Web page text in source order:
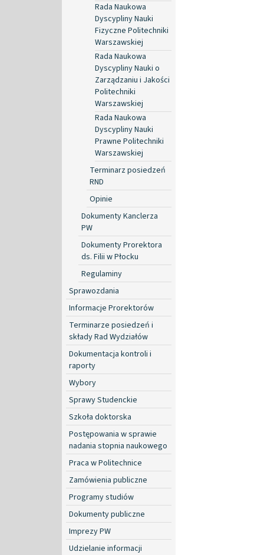
Rada Naukowa
Dyscypliny Nauki
Fizyczne Politechniki
Warszawskiej
Rada Naukowa
Dyscypliny Nauki o
Zarządzaniu i Jakości
Politechniki
Warszawskiej
Rada Naukowa
Dyscypliny Nauki
Prawne Politechniki
Warszawskiej
Terminarz posiedzeń
RND
Opinie
Dokumenty Kanclerza
PW
Dokumenty Prorektora
ds. Filii w Płocku
Regulaminy
Sprawozdania
Informacje Prorektorów
Terminarze posiedzeń i
składy Rad Wydziałów
Dokumentacja kontroli i
raporty
Wybory
Sprawy Studenckie
Szkoła doktorska
Postępowania w sprawie
nadania stopnia naukowego
Praca w Politechnice
Zamówienia publiczne
Programy studiów
Dokumenty publiczne
Imprezy PW
Udzielanie informacji